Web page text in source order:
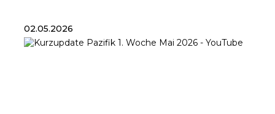
02.05.2026